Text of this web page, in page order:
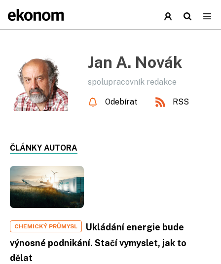
Jan A. Novák
spolupracovník redakce
Odebírat RSS
ČLÁNKY AUTORA
CHEMICKÝ PRŮMYSL
Ukládání energie bude
výnosné podnikání. Stačí vymyslet, jak to
dělat